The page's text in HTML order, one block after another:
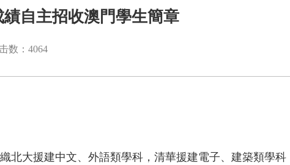
績自主招收澳門學生簡章
数： 4064
北大援建中文、外語類學科，清華援建電子、建築類學